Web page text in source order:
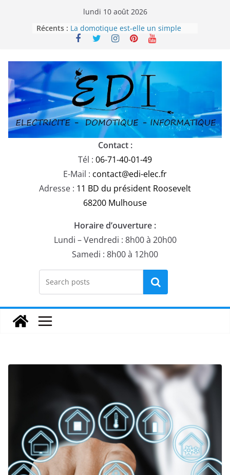
lundi 10 août 2026
Récents : La domotique est-elle un simple
gadget ou un véritable allié dans
Remplacement des câbles U1000-
R2V : Ce qu’il faut savoir
Comprendre le Rapport de Réserve
Électrique en 2025
Parafoudre domestique : est-il
obligatoire en Alsace selon la
norme NF C 15-100-1 ?
Choisir la domotique sur mesure,
Plug&Play ou générique ?
Contact :
Tél : 06-71-40-01-49
E-Mail : contact@edi-elec.fr
Adresse : 11 BD du président Roosevelt
68200 Mulhouse
Horaire d’ouverture :
Lundi – Vendredi : 8h00 à 20h00
Samedi : 8h00 à 12h00
Rechercher